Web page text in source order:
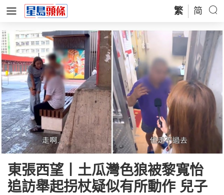
繁 简
東張西望丨土瓜灣色狼被黎寬怡
追訪舉起拐杖疑似有所動作 兒子